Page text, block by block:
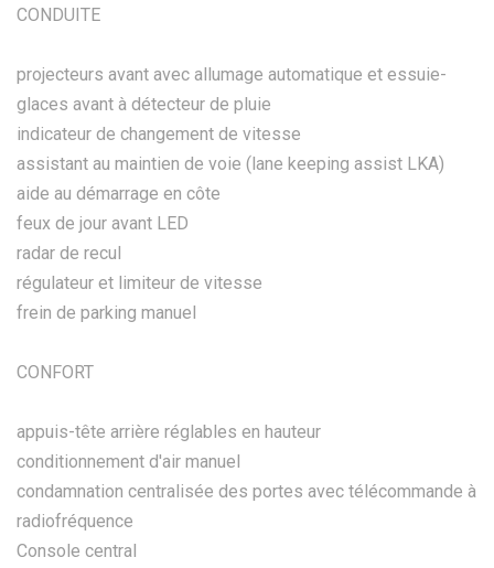
CONDUITE
projecteurs avant avec allumage automatique et essuie-
glaces avant à détecteur de pluie
indicateur de changement de vitesse
assistant au maintien de voie (lane keeping assist LKA)
aide au démarrage en côte
feux de jour avant LED
radar de recul
régulateur et limiteur de vitesse
frein de parking manuel
CONFORT
appuis-tête arrière réglables en hauteur
conditionnement d'air manuel
condamnation centralisée des portes avec télécommande à
radiofréquence
Console central